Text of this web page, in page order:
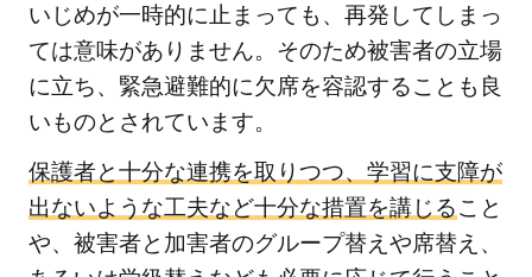
いじめが一時的に止まっても、再発してしまっ
ては意味がありません。そのため被害者の立場
に立ち、緊急避難的に欠席を容認することも良
いものとされています。
保護者と十分な連携を取りつつ、学習に支障が
出ないような工夫など十分な措置を講じること
や、被害者と加害者のグループ替えや席替え、